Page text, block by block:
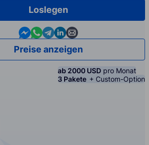
Loslegen
Contact us in Messenger
Contact us in WhatsApp
Contact us in Telegram
Contact us in Linkedin
Contact us by email
Preise anzeigen
ab 2000 USD pro Monat
3 Pakete + Custom-Option